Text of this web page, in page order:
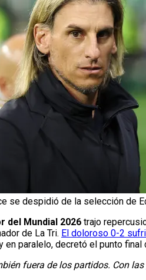
se despidió de la selección de
del Mundial 2026 trajo
de La Tri. El doloroso 0-2
en paralelo, decretó el punto
fuera de los partidos. Con las